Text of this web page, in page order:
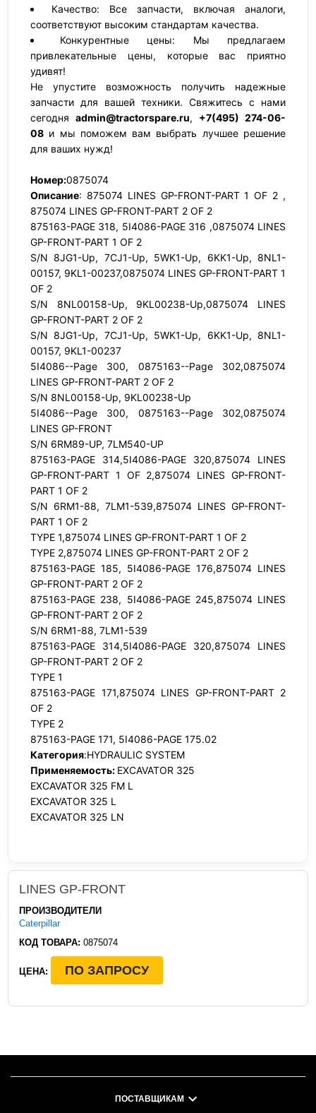
Качество: Все запчасти, включая аналоги,
соответствуют высоким стандартам качества.
Конкурентные цены: Мы предлагаем
привлекательные цены, которые вас приятно
удивят!
Не упустите возможность получить надежные
запчасти для вашей техники. Свяжитесь с нами
сегодня admin@tractorspare.ru, +7(495) 274-06-
08 и мы поможем вам выбрать лучшее решение
для ваших нужд!
Номер:0875074
Описание: 875074 LINES GP-FRONT-PART 1 OF 2 ,
875074 LINES GP-FRONT-PART 2 OF 2
875163-PAGE 318, 5I4086-PAGE 316 ,0875074 LINES
GP-FRONT-PART 1 OF 2
S/N 8JG1-Up, 7CJ1-Up, 5WK1-Up, 6KK1-Up, 8NL1-
00157, 9KL1-00237,0875074 LINES GP-FRONT-PART 1
OF 2
S/N 8NL00158-Up, 9KL00238-Up,0875074 LINES
GP-FRONT-PART 2 OF 2
S/N 8JG1-Up, 7CJ1-Up, 5WK1-Up, 6KK1-Up, 8NL1-
00157, 9KL1-00237
5I4086--Page 300, 0875163--Page 302,0875074
LINES GP-FRONT-PART 2 OF 2
S/N 8NL00158-Up, 9KL00238-Up
5I4086--Page 300, 0875163--Page 302,0875074
LINES GP-FRONT
S/N 6RM89-UP, 7LM540-UP
875163-PAGE 314,5I4086-PAGE 320,875074 LINES
GP-FRONT-PART 1 OF 2,875074 LINES GP-FRONT-
PART 1 OF 2
S/N 6RM1-88, 7LM1-539,875074 LINES GP-FRONT-
PART 1 OF 2
TYPE 1,875074 LINES GP-FRONT-PART 1 OF 2
TYPE 2,875074 LINES GP-FRONT-PART 2 OF 2
875163-PAGE 185, 5I4086-PAGE 176,875074 LINES
GP-FRONT-PART 2 OF 2
875163-PAGE 238, 5I4086-PAGE 245,875074 LINES
GP-FRONT-PART 2 OF 2
S/N 6RM1-88, 7LM1-539
875163-PAGE 314,5I4086-PAGE 320,875074 LINES
GP-FRONT-PART 2 OF 2
TYPE 1
875163-PAGE 171,875074 LINES GP-FRONT-PART 2
OF 2
TYPE 2
875163-PAGE 171, 5I4086-PAGE 175.02
Категория:HYDRAULIC SYSTEM
Применяемость: EXCAVATOR 325
EXCAVATOR 325 FM L
EXCAVATOR 325 L
EXCAVATOR 325 LN
LINES GP-FRONT
ПРОИЗВОДИТЕЛИ
Caterpillar
КОД ТОВАРА: 0875074
ЦЕНА: ПО ЗАПРОСУ
ПОСТАВЩИКАМ